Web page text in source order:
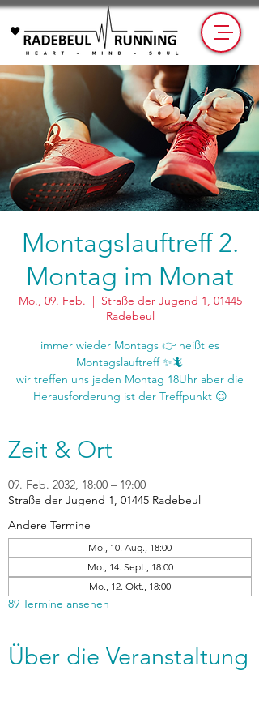
Montagslauftreff 2.
Montag im Monat
Mo., 09. Feb.
  |
Straße der Jugend 1, 01445
Radebeul
immer wieder Montags 👉 heißt es
Montagslauftreff ✨🦎
wir treffen uns jeden Montag 18Uhr aber die
Zeit & Ort
09. Feb. 2032, 18:00 – 19:00
Straße der Jugend 1, 01445 Radebeul
Andere Termine
Mo., 10. Aug., 18:00
Mo., 14. Sept., 18:00
Mo., 12. Okt., 18:00
89 Termine ansehen
Über die Veranstaltung